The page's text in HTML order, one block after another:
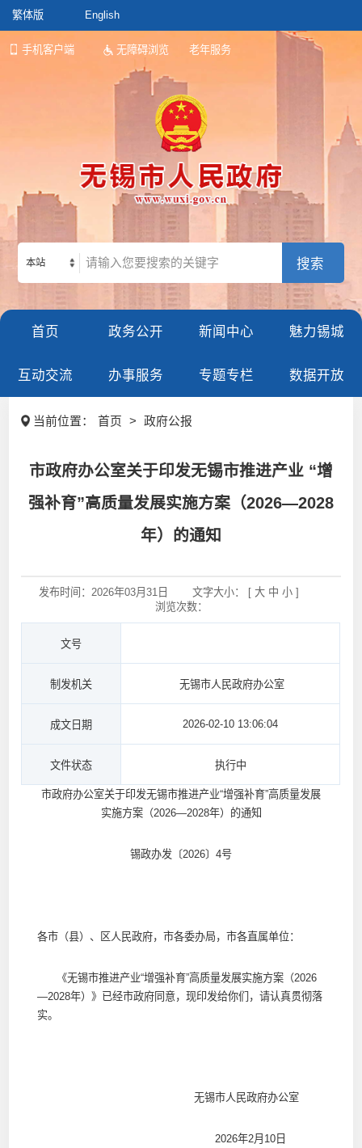
繁体版 English
手机客户端 无障碍浏览 老年服务
本站
首页 政务公开 新闻中心 魅力锡城
互动交流 办事服务 专题专栏 数据开放
当前位置： 首页 > 政府公报
市政府办公室关于印发无锡市推进产业 “增
强补育”高质量发展实施方案（2026—2028
年）的通知
发布时间： 2026年03月31日 文字大小： [ 大 中 小 ]
浏览次数：
文号
制发机关 无锡市人民政府办公室
成文日期 2026-02-10 13:06:04
文件状态 执行中
市政府办公室关于印发无锡市推进产业“增强补育”高质量发展
实施方案（2026—2028年）的通知
锡政办发〔2026〕4号
各市（县）、区人民政府，市各委办局，市各直属单位：
《无锡市推进产业“增强补育”高质量发展实施方案（2026
—2028年）》已经市政府同意，现印发给你们，请认真贯彻落
实。
无锡市人民政府办公室
2026年2月10日